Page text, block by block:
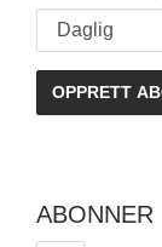
ABONNER